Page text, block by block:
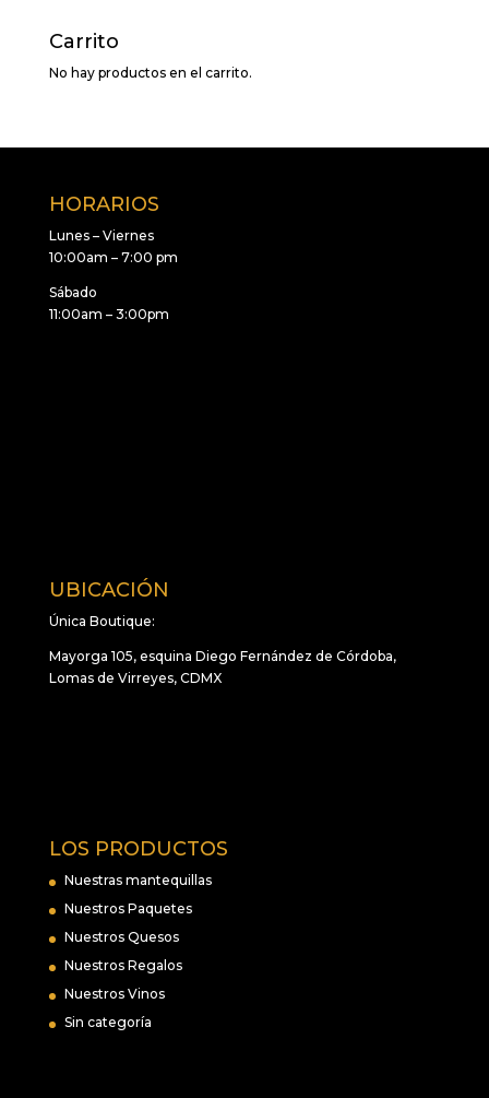
Carrito
No hay productos en el carrito.
HORARIOS
Lunes – Viernes
10:00am – 7:00 pm
Sábado
11:00am – 3:00pm
UBICACIÓN
Única Boutique:
Mayorga 105, esquina Diego Fernández de Córdoba,
Lomas de Virreyes, CDMX
LOS PRODUCTOS
Nuestras mantequillas
Nuestros Paquetes
Nuestros Quesos
Nuestros Regalos
Nuestros Vinos
Sin categoría